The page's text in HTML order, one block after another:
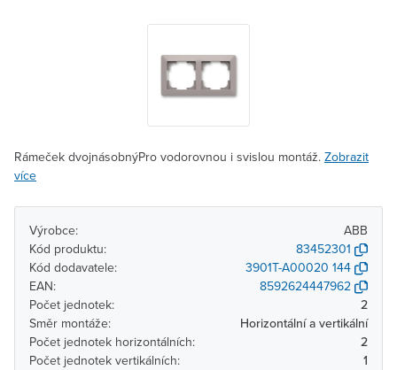
Rámeček dvojnásobnýPro vodorovnou i svislou montáž. Zobrazit
více
Výrobce:
ABB
Kód produktu:
83452301
Kód dodavatele:
3901T-A00020 144
EAN:
8592624447962
Počet jednotek:
2
Směr montáže:
Horizontální a vertikální
Počet jednotek horizontálních:
2
Počet jednotek vertikálních:
1